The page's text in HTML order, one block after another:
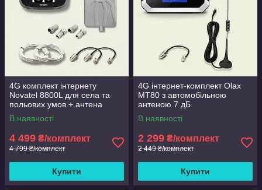
4G комплект інтернету
Novatel 8800L для села та
польових умов + антена
Spider MIMO 2x16 дБ
В наявності
4 499 ₴/комплект
4 799 ₴/комплект
Купити
4G інтернет-комплект Olax
MT80 з автомобільною
антеною 7 дБ
В наявності
2 299 ₴/комплект
2 449 ₴/комплект
Купити